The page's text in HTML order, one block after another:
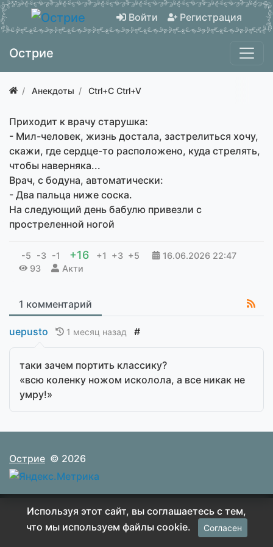
Войти Регистрация
Острие
Анекдоты Ctrl+C Ctrl+V
Приходит к врачу старушка:
- Мил-человек, жизнь достала, застрелиться хочу,
скажи, где сердце-то расположено, куда стрелять,
чтобы наверняка...
Врач, с бодуна, автоматически:
- Два пальца ниже соска.
На следующий день бабулю привезли с
простреленной ногой
-5 -3 -1 +16 +1 +3 +5 16.06.2026 22:47
93
Акти
1 комментарий
uepusto 1 месяц назад #
таки зачем портить классику?
«всю коленку ножом исколола, а все никак не
умру!»
Острие © 2026
Используя этот сайт, вы соглашаетесь с тем,
что мы используем файлы cookie.
Согласен